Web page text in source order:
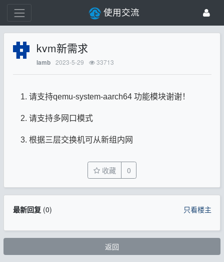
使用交流
kvm新需求
lamb 2023-5-29 33713
请支持qemu-system-aarch64 功能模块谢谢！
请支持多网口模式
根据三层交换机可从新组内网
收藏 0
最新回复(0) 只看楼主
返回